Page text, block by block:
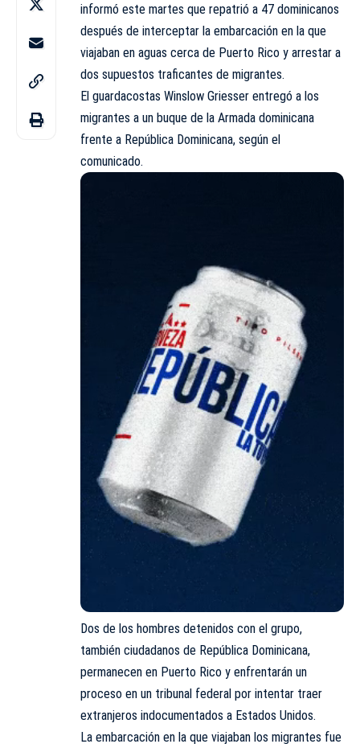
informó este martes que repatrió a 47 dominicanos
después de interceptar la embarcación en la que
viajaban en aguas cerca de Puerto Rico y arrestar a
dos supuestos traficantes de migrantes.
El guardacostas Winslow Griesser entregó a los
migrantes a un buque de la Armada dominicana
frente a República Dominicana, según el
comunicado.
Dos de los hombres detenidos con el grupo,
también ciudadanos de República Dominicana,
permanecen en Puerto Rico y enfrentarán un
proceso en un tribunal federal por intentar traer
extranjeros indocumentados a Estados Unidos.
La embarcación en la que viajaban los migrantes fue